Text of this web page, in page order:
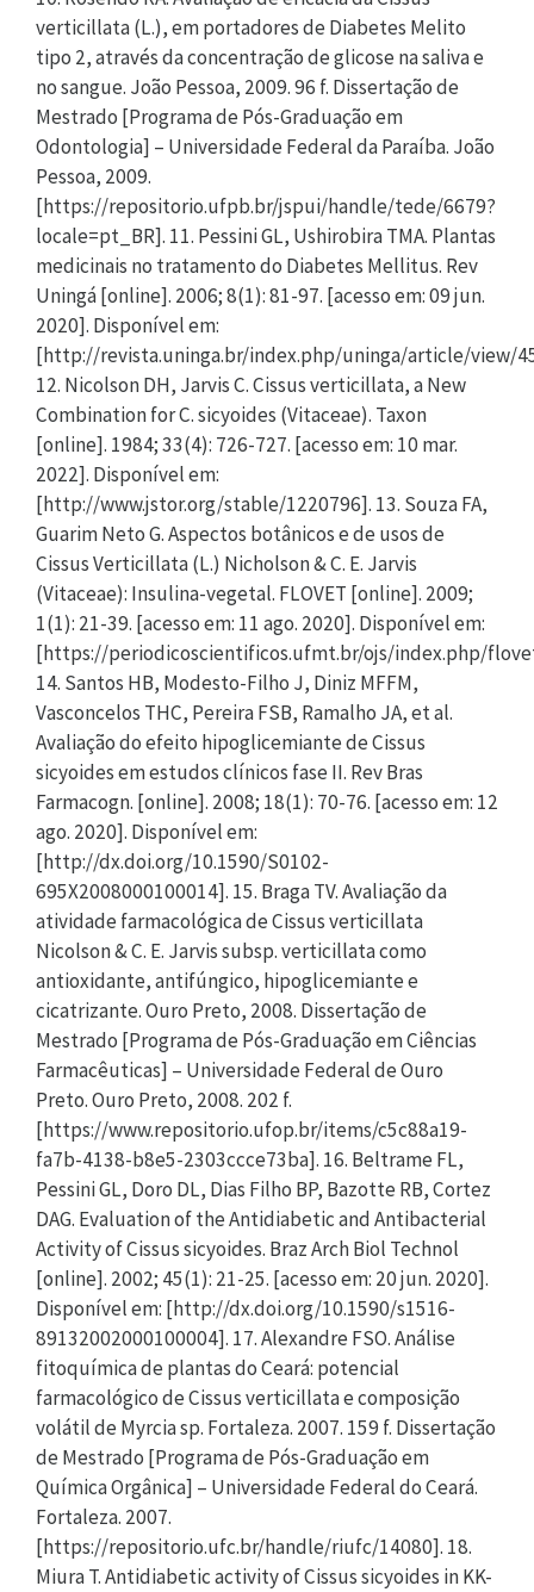
verticillata (L.), em portadores de Diabetes Melito
tipo 2, através da concentração de glicose na saliva e
no sangue. João Pessoa, 2009. 96 f. Dissertação de
Mestrado [Programa de Pós-Graduação em
Odontologia] – Universidade Federal da Paraíba. João
Pessoa, 2009.
[https://repositorio.ufpb.br/jspui/handle/tede/6679?
locale=pt_BR]. 11. Pessini GL, Ushirobira TMA. Plantas
medicinais no tratamento do Diabetes Mellitus. Rev
Uningá [online]. 2006; 8(1): 81-97. [acesso em: 09 jun.
2020]. Disponível em:
[http://revista.uninga.br/index.php/uninga/article/view/
12. Nicolson DH, Jarvis C. Cissus verticillata, a New
Combination for C. sicyoides (Vitaceae). Taxon
[online]. 1984; 33(4): 726-727. [acesso em: 10 mar.
2022]. Disponível em:
[http://www.jstor.org/stable/1220796]. 13. Souza FA,
Guarim Neto G. Aspectos botânicos e de usos de
Cissus Verticillata (L.) Nicholson & C. E. Jarvis
(Vitaceae): Insulina-vegetal. FLOVET [online]. 2009;
1(1): 21-39. [acesso em: 11 ago. 2020]. Disponível em:
[https://periodicoscientificos.ufmt.br/ojs/index.php/
14. Santos HB, Modesto-Filho J, Diniz MFFM,
Vasconcelos THC, Pereira FSB, Ramalho JA, et al.
Avaliação do efeito hipoglicemiante de Cissus
sicyoides em estudos clínicos fase II. Rev Bras
Farmacogn. [online]. 2008; 18(1): 70-76. [acesso em: 12
ago. 2020]. Disponível em:
[http://dx.doi.org/10.1590/S0102-
695X2008000100014]. 15. Braga TV. Avaliação da
atividade farmacológica de Cissus verticillata
Nicolson & C. E. Jarvis subsp. verticillata como
antioxidante, antifúngico, hipoglicemiante e
cicatrizante. Ouro Preto, 2008. Dissertação de
Mestrado [Programa de Pós-Graduação em Ciências
Farmacêuticas] – Universidade Federal de Ouro
Preto. Ouro Preto, 2008. 202 f.
[https://www.repositorio.ufop.br/items/c5c88a19-
fa7b-4138-b8e5-2303ccce73ba]. 16. Beltrame FL,
Pessini GL, Doro DL, Dias Filho BP, Bazotte RB, Cortez
DAG. Evaluation of the Antidiabetic and Antibacterial
Activity of Cissus sicyoides. Braz Arch Biol Technol
[online]. 2002; 45(1): 21-25. [acesso em: 20 jun. 2020].
Disponível em: [http://dx.doi.org/10.1590/s1516-
89132002000100004]. 17. Alexandre FSO. Análise
fitoquímica de plantas do Ceará: potencial
farmacológico de Cissus verticillata e composição
volátil de Myrcia sp. Fortaleza. 2007. 159 f. Dissertação
de Mestrado [Programa de Pós-Graduação em
Química Orgânica] – Universidade Federal do Ceará.
Fortaleza. 2007.
[https://repositorio.ufc.br/handle/riufc/14080]. 18.
Miura T. Antidiabetic activity of Cissus sicyoides in KK-